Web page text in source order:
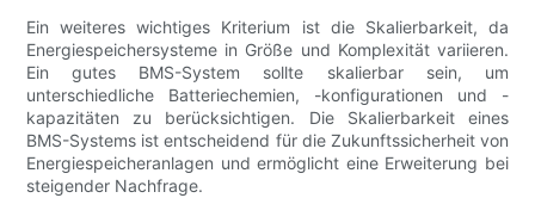
Ein weiteres wichtiges Kriterium ist die Skalierbarkeit, da
Energiespeichersysteme in Größe und Komplexität variieren.
Ein gutes BMS-System sollte skalierbar sein, um
unterschiedliche Batteriechemien, -konfigurationen und -
kapazitäten zu berücksichtigen. Die Skalierbarkeit eines
BMS-Systems ist entscheidend für die Zukunftssicherheit von
Energiespeicheranlagen und ermöglicht eine Erweiterung bei
steigender Nachfrage.